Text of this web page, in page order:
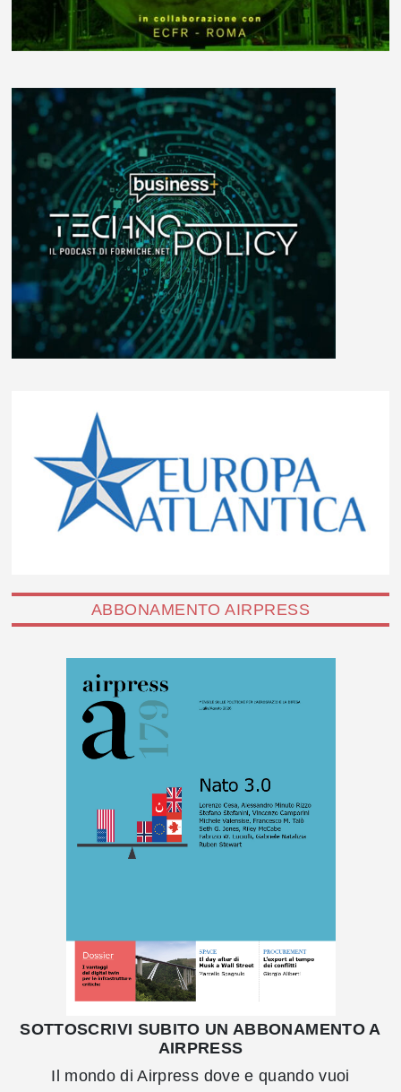
ABBONAMENTO AIRPRESS
SOTTOSCRIVI SUBITO UN ABBONAMENTO A
AIRPRESS
Il mondo di Airpress dove e quando vuoi